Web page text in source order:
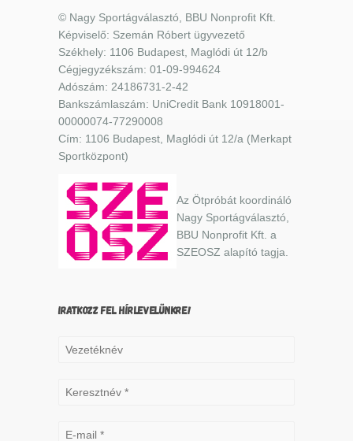
© Nagy Sportágválasztó, BBU Nonprofit Kft.
Képviselő: Szemán Róbert ügyvezető
Székhely: 1106 Budapest, Maglódi út 12/b
Cégjegyzékszám: 01-09-994624
Adószám: 24186731-2-42
Bankszámlaszám: UniCredit Bank 10918001-
00000074-77290008
Cím: 1106 Budapest, Maglódi út 12/a (Merkapt
Sportközpont)
Az Ötpróbát koordináló
Nagy Sportágválasztó,
BBU Nonprofit Kft. a
SZEOSZ alapító tagja.
IRATKOZZ FEL HÍRLEVELÜNKRE!